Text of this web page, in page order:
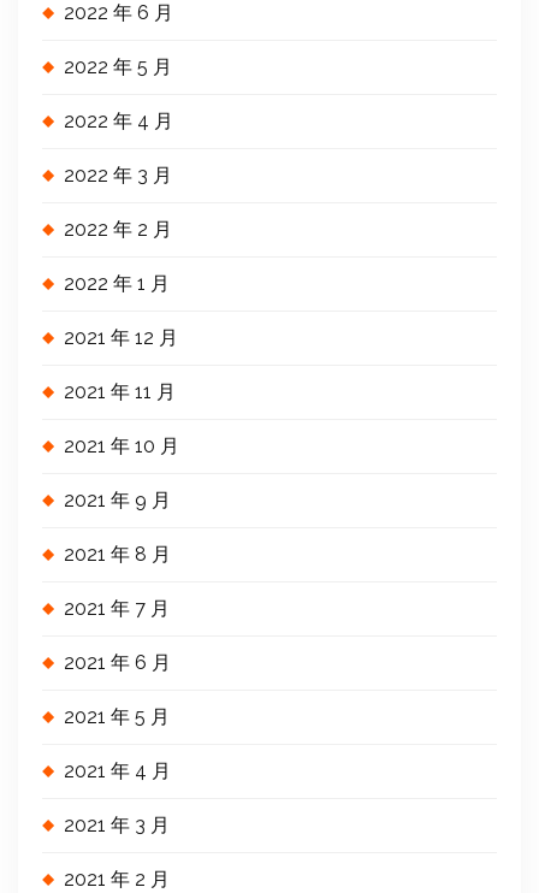
2022 年 6 月
2022 年 5 月
2022 年 4 月
2022 年 3 月
2022 年 2 月
2022 年 1 月
2021 年 12 月
2021 年 11 月
2021 年 10 月
2021 年 9 月
2021 年 8 月
2021 年 7 月
2021 年 6 月
2021 年 5 月
2021 年 4 月
2021 年 3 月
2021 年 2 月